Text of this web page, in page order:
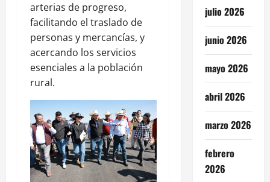
arterias de progreso,
facilitando el traslado de
personas y mercancías, y
acercando los servicios
esenciales a la población
rural.
julio 2026
junio 2026
mayo 2026
abril 2026
marzo 2026
febrero
2026